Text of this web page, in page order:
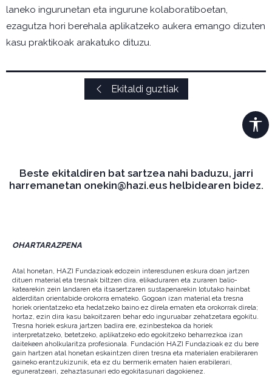
laneko ingurunetan eta ingurune kolaboratiboetan,
ezagutza hori berehala aplikatzeko aukera emango dizuten
kasu praktikoak arakatuko dituzu.
Ekitaldi guztiak
Beste ekitaldiren bat sartzea nahi baduzu, jarri
harremanetan onekin@hazi.eus helbidearen bidez.
OHARTARAZPENA
Atal honetan, HAZI Fundazioak edozein interesdunen eskura doan jartzen
dituen material eta tresnak biltzen dira, elikaduraren eta zuraren balio-
katearekin zein landaren eta itsasertzaren sustapenarekin lotutako hainbat
alderditan orientabide orokorra emateko. Gogoan izan material eta tresna
horiek orientatzeko eta hedatzeko baino ez direla ematen eta orokorrak direla;
hortaz, ezin dira kasu bakoitzaren behar edo inguruabar zehatzetara egokitu.
Tresna horiek eskura jartzen badira ere, ezinbestekoa da horiek
interpretatzeko, betetzeko, aplikatzeko edo egokitzeko beharrezkoa izan
daitekeen aholkularitza profesionala. Fundación HAZI Fundazioak ez du bere
gain hartzen atal honetan eskaintzen diren tresna eta materialen erabileraren
gaineko erantzukizunik, eta ez du bermerik ematen haien erabilerari,
eguneratzeari, zehaztasunari edo egokitasunari dagokienez.